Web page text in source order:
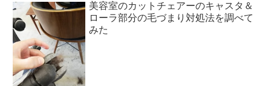
美容室のカットチェアーのキャスタ＆
ローラ部分の毛づまり対処法を調べて
みた